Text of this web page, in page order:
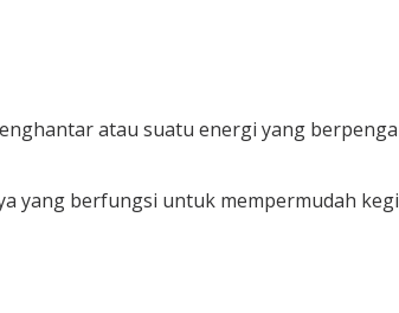
atau suatu energi yang
berfungsi untuk mempermudah